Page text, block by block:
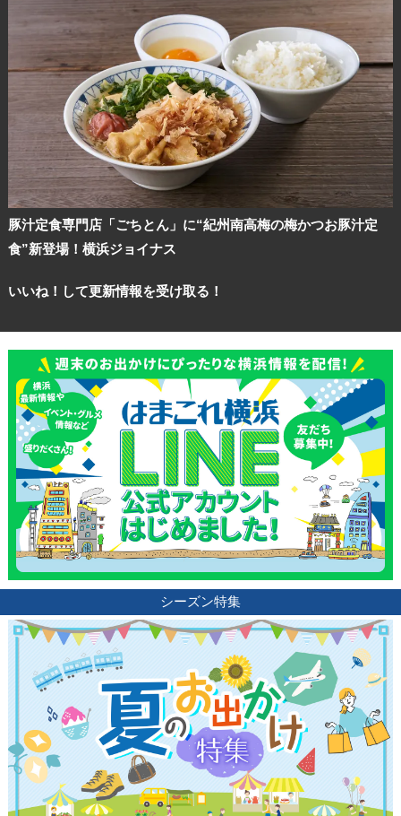
豚汁定食専門店「ごちとん」に“紀州南高梅の梅かつお豚汁定
食”新登場！横浜ジョイナス
いいね！して更新情報を受け取る！
シーズン特集